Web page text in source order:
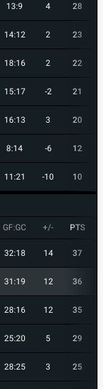
13:9 4 28
14:12 2 23
18:16 2 22
15:17 -2 21
16:13 3 20
8:14 -6 12
11:21 -10 10
GF:GC +/- PTS
32:18 14 37
31:19 12 36
28:16 12 35
25:20 5 29
28:25 3 25